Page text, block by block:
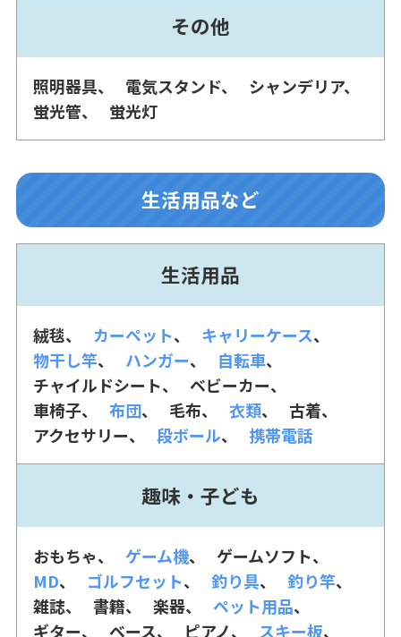
その他
照明器具 電気スタンド
シャンデリア
蛍光管
蛍光灯
生活用品など
生活用品
絨毯 カーペット
キャリーケース
物干し竿
ハンガー
自転車
チャイルドシート
ベビーカー
車椅子
布団 毛布 衣類
古着
アクセサリー
段ボール 携帯電話
趣味・子ども
おもちゃ ゲーム機
ゲームソフト
MD
ゴルフセット 釣り具
釣り竿
雑誌
書籍 楽器
ペット用品
ギター
ベース ピアノ スキー板